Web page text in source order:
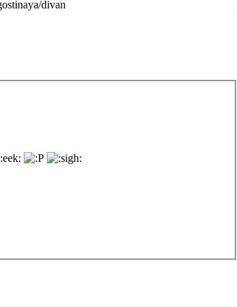
divan